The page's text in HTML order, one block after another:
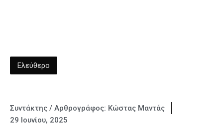
Ελεύθερο
Συντάκτης / Αρθρογράφος: Κώστας Μαντάς
29 Ιουνίου, 2025